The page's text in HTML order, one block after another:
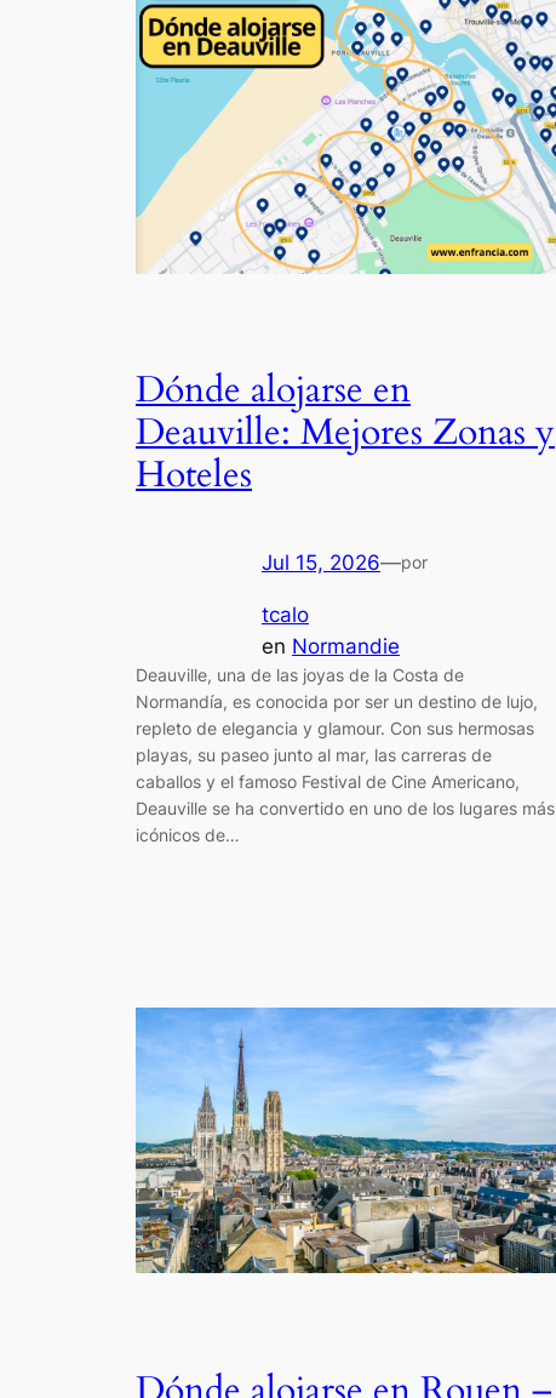
Dónde alojarse en
Deauville: Mejores Zonas y
Hoteles
Jul 15, 2026—por
tcalo
en Normandie
Deauville, una de las joyas de la Costa de
Normandía, es conocida por ser un destino de lujo,
repleto de elegancia y glamour. Con sus hermosas
playas, su paseo junto al mar, las carreras de
caballos y el famoso Festival de Cine Americano,
Deauville se ha convertido en uno de los lugares más
icónicos de…